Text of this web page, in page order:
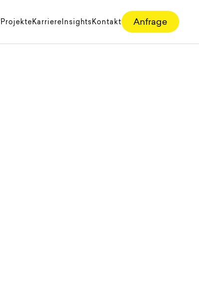
ProjekteKarriereInsightsKontakt Anfrage